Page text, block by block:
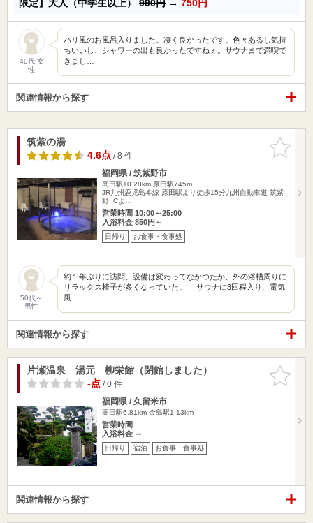
限定】大人（中学生以上） 990円 → 750円
40代 女
性
バリ風のお風呂入りました。凄く良かったです。色々あるし気持
ちいいし、シャワーの出も良かったですねぇ。サウナまで満喫で
きまし…
関連情報から探す
お気に入
りに追加
筑紫の湯
4.6点/ 8 件
福岡県 / 筑紫野市
高田駅10.28km 原田駅745m
JR九州鹿児島本線 原田駅より徒歩15分九州自動車道 筑紫
野I.Cよ…
営業時間 10:00～25:00
入浴料金 850円～
日帰り お食事・食事処
50代～
男性
約１年ぶりに訪問、設備は変わってなかつたが、外の浴槽周りに
リラックス椅子が多くなっていた。 サウナに3回程入り、電気
風…
関連情報から探す
お気に入
りに追加
片瀬温泉 湯元 柳栄館（閉館しました）
-点/ 0 件
福岡県 / 久留米市
高田駅6.81km 金島駅1.13km
営業時間
入浴料金 ～
日帰り 宿泊 お食事・食事処
関連情報から探す